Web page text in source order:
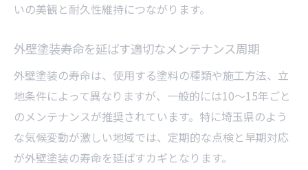
いの美観と耐久性維持につながります。
外壁塗装寿命を延ばす適切なメンテナンス周期
外壁塗装の寿命は、使用する塗料の種類や施工方法、立
地条件によって異なりますが、一般的には10～15年ごと
のメンテナンスが推奨されています。特に埼玉県のよう
な気候変動が激しい地域では、定期的な点検と早期対応
が外壁塗装の寿命を延ばすカギとなります。